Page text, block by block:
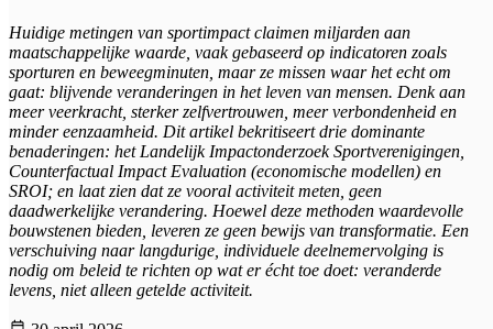
Huidige metingen van sportimpact claimen miljarden aan
maatschappelijke waarde, vaak gebaseerd op indicatoren zoals
sporturen en beweegminuten, maar ze missen waar het echt om
gaat: blijvende veranderingen in het leven van mensen. Denk aan
meer veerkracht, sterker zelfvertrouwen, meer verbondenheid en
minder eenzaamheid. Dit artikel bekritiseert drie dominante
benaderingen: het Landelijk Impactonderzoek Sportverenigingen,
Counterfactual Impact Evaluation (economische modellen) en
SROI; en laat zien dat ze vooral activiteit meten, geen
daadwerkelijke verandering. Hoewel deze methoden waardevolle
bouwstenen bieden, leveren ze geen bewijs van transformatie. Een
verschuiving naar langdurige, individuele deelnemervolging is
nodig om beleid te richten op wat er écht toe doet: veranderde
levens, niet alleen getelde activiteit.